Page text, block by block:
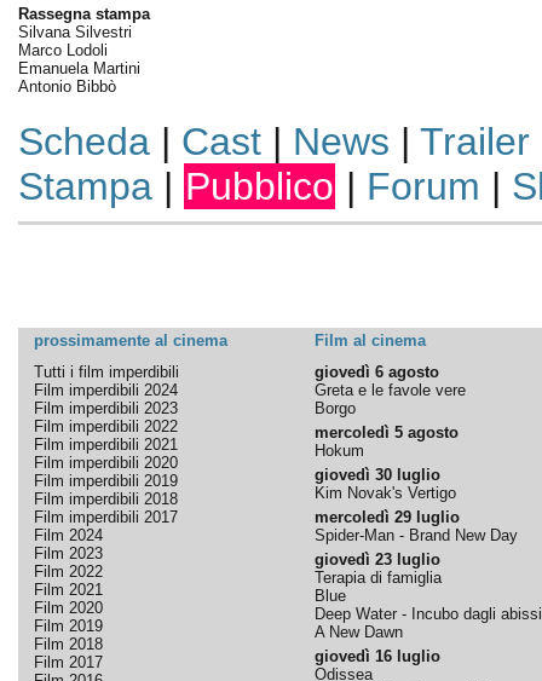
Rassegna stampa
Silvana Silvestri
Marco Lodoli
Emanuela Martini
Antonio Bibbò
Scheda| Cast| News | Trailer
Stampa| Pubblico | Forum |
prossimamente al cinema
Film al cinema
Tutti i film imperdibili
Film imperdibili 2024
Film imperdibili 2023
Film imperdibili 2022
Film imperdibili 2021
Film imperdibili 2020
Film imperdibili 2019
Film imperdibili 2018
Film imperdibili 2017
Film 2024
Film 2023
Film 2022
Film 2021
Film 2020
Film 2019
Film 2018
Film 2017
giovedì 6 agosto
Greta e le favole vere
Borgo
mercoledì 5 agosto
Hokum
giovedì 30 luglio
Kim Novak's Vertigo
mercoledì 29 luglio
Spider-Man - Brand New Day
giovedì 23 luglio
Terapia di famiglia
Blue
Deep Water - Incubo dagli abissi
A New Dawn
giovedì 16 luglio
Odissea